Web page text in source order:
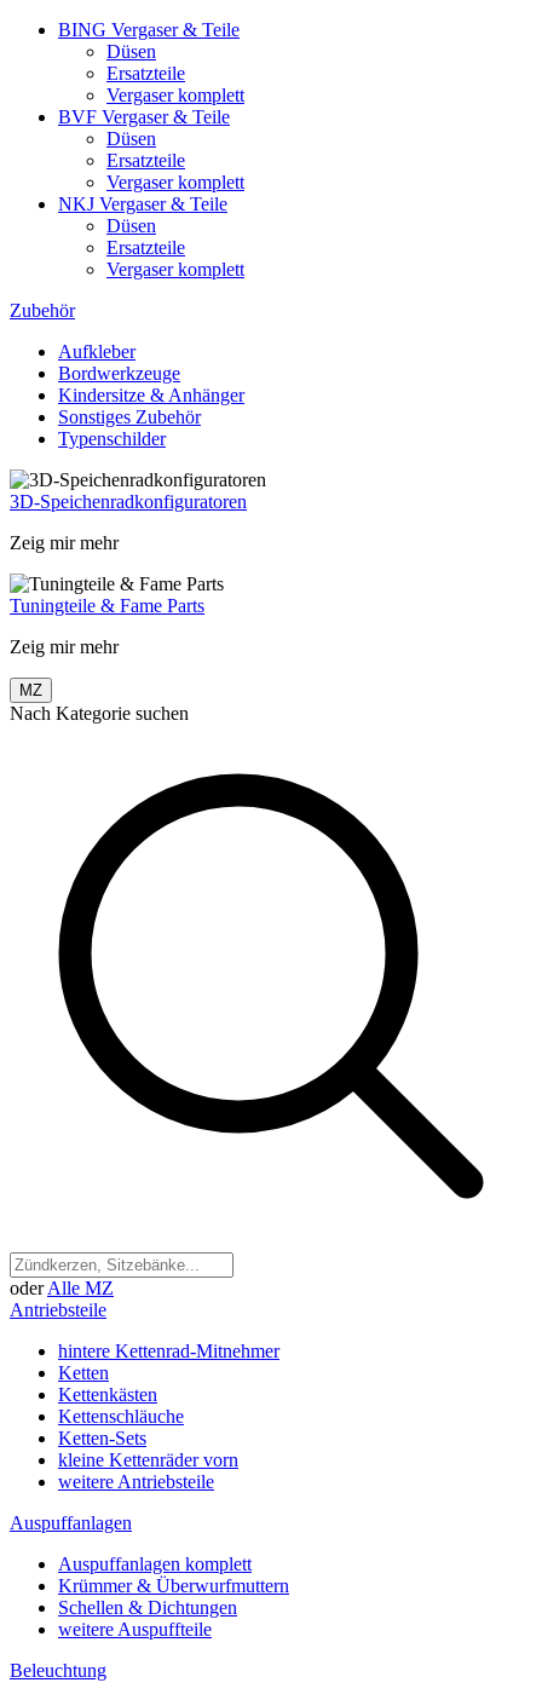
BING Vergaser & Teile
Düsen
Ersatzteile
Vergaser komplett
BVF Vergaser & Teile
Düsen
Ersatzteile
Vergaser komplett
NKJ Vergaser & Teile
Düsen
Ersatzteile
Vergaser komplett
Zubehör
Aufkleber
Bordwerkzeuge
Kindersitze & Anhänger
Sonstiges Zubehör
Typenschilder
3D-Speichenradkonfiguratoren
Zeig mir mehr
Tuningteile & Fame Parts
Zeig mir mehr
MZ
Nach Kategorie suchen
oder Alle MZ
Antriebsteile
hintere Kettenrad-Mitnehmer
Ketten
Kettenkästen
Kettenschläuche
Ketten-Sets
kleine Kettenräder vorn
weitere Antriebsteile
Auspuffanlagen
Auspuffanlagen komplett
Krümmer & Überwurfmuttern
Schellen & Dichtungen
weitere Auspuffteile
Beleuchtung